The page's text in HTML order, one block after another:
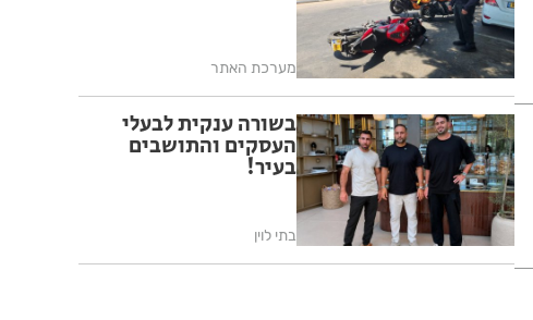
מערכת האתר
בשורה ענקית לבעלי
העסקים והתושבים
בעיר!
בתי לוין